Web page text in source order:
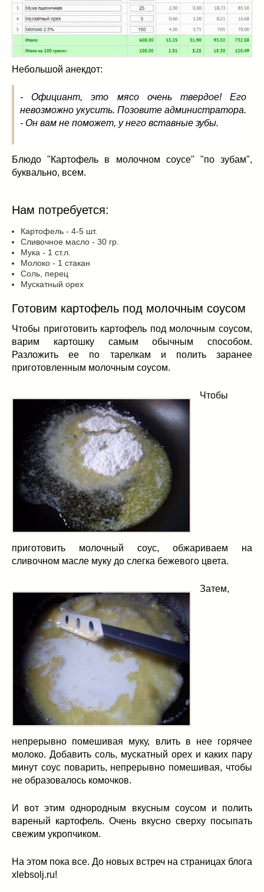
разное(6)
рыбные блюда(4)
салаты
соусы(1)
Супы(1)
Заначка на зиму!
(29)
Грибы
Сладкие заготовки
(10)
Поговорим о (19)
продуктах(2)
Постные рецепты(8)
Праздничные блюда
8 марта(1)
День всех влюбленных
Новогоднее меню
Пасха(7)
Небольшой анекдот:
- Официант, это мясо очень твердое! Его
невозможно укусить. Позовите администратора.
- Он вам не поможет, у него вставные зубы.
Блюдо "Картофель в молочном соусе" "по зубам",
буквально, всем.
Нам потребуется:
Картофель - 4-5 шт.
Сливочное масло - 30 гр.
Мука - 1 ст.л.
Молоко - 1 стакан
Соль, перец
Мускатный орех
Готовим картофель под молочным соусом
Чтобы приготовить картофель под молочным соусом,
варим картошку самым обычным способом.
Разложить ее по тарелкам и полить заранее
приготовленным молочным соусом.
Чтобы
приготовить молочный соус, обжариваем на
сливочном масле муку до слегка бежевого цвета.
Затем,
непрерывно помешивая муку, влить в нее горячее
молоко. Добавить соль, мускатный орех и каких пару
минут соус поварить, непрерывно помешивая, чтобы
не образовалось комочков.
И вот этим однородным вкусным соусом и полить
вареный картофель. Очень вкусно сверху посыпать
свежим укропчиком.
На этом пока все. До новых встреч на страницах блога
xlebsolj.ru!